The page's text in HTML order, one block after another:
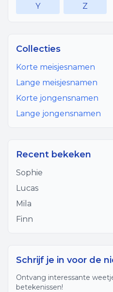
Y Z
Collecties
Korte meisjesnamen
Lange meisjesnamen
Korte jongensnamen
Lange jongensnamen
Recent bekeken
Sophie
Lucas
Mila
Finn
Schrijf je in voor de
Ontvang interessante
betekenissen!